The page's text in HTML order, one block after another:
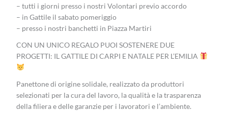
– tutti i giorni presso i nostri Volontari previo accordo
– in Gattile il sabato pomeriggio
– presso i nostri banchetti in Piazza Martiri
CON UN UNICO REGALO PUOI SOSTENERE DUE
PROGETTI: IL GATTILE DI CARPI E NATALE PER L’EMILIA
Panettone di origine solidale, realizzato da produttori
selezionati per la cura del lavoro, la qualità e la trasparenza
della filiera e delle garanzie per i lavoratori e l’ambiente.